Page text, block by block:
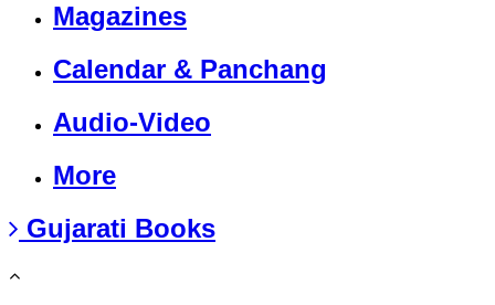
Magazines
Calendar & Panchang
Audio-Video
More
Gujarati Books